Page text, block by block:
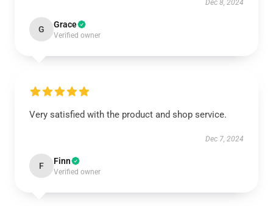
Dec 8, 2024
G Grace
Verified owner
Very satisfied with the product and shop service.
Dec 7, 2024
F Finn
Verified owner